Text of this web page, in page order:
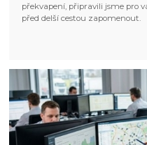
překvapení, připravili jsme pro
před delší cestou zapomenout.